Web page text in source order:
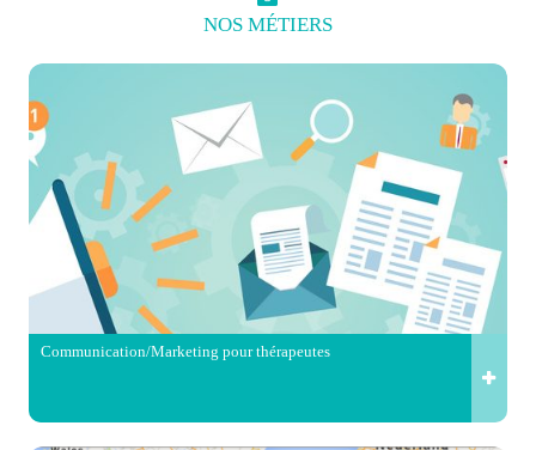
NOS MÉTIERS
Communication/Marketing pour thérapeutes